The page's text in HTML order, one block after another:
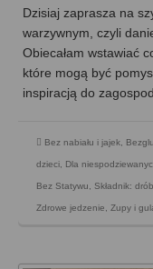
Dzisiaj zaprasza na
warzywnym, czyli
Obiecałam wstawiać
które mogą być
inspiracją do
Bez nabiału i jajek,
dzieci, Dla
Bez Statywu, Składnik: drób
Zdrowe jedzenie, Zupy i